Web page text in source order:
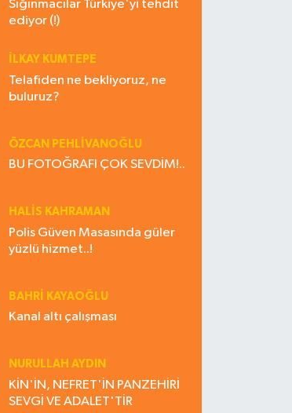
Sığınmacılar Türkiye'yi tehdit
ediyor (!)
İLKAY KUMTEPE
Telafiden ne bekliyoruz, ne
buluruz?
ÖZCAN PEHLİVANOĞLU
BU FOTOĞRAFI ÇOK SEVDİM!..
HALIS KAHRAMAN
Polis Güven Masasında güler
yüzlü hizmet..!
BAHRI KAYAOĞLU
Kanal altı çalışması
NURULLAH AYDIN
KİN'İN, NEFRET'İN PANZEHİRİ
SEVGİ VE ADALET'TİR